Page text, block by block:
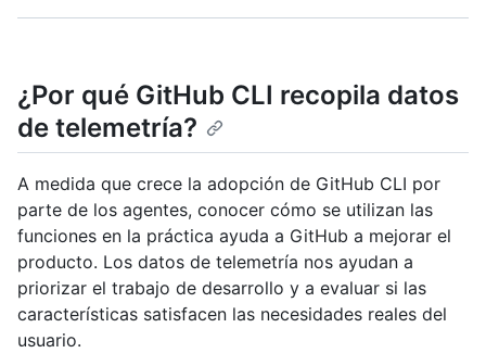
¿Por qué GitHub CLI recopila datos
de telemetría?
A medida que crece la adopción de GitHub CLI por
parte de los agentes, conocer cómo se utilizan las
funciones en la práctica ayuda a GitHub a mejorar el
producto. Los datos de telemetría nos ayudan a
priorizar el trabajo de desarrollo y a evaluar si las
características satisfacen las necesidades reales del
usuario.